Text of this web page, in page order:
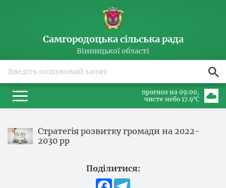
Самгородоцька сільська рада
Вінницької області
прогноз на 09:00
чисте небо 17.9℃
Стратегія розвитку громади на 2022-
2030 рр
Поділитися:
Facebook